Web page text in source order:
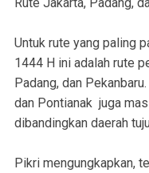
Untuk rute yang paling
1444 H ini adalah rute
Padang, dan
dan Pontianak juga
dibandingkan daerah
Pikri mengungkapkan,